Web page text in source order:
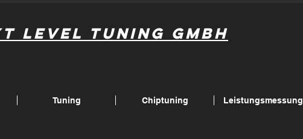
Level Tuning GmbH
Tuning Chiptuning Leistungsmessung